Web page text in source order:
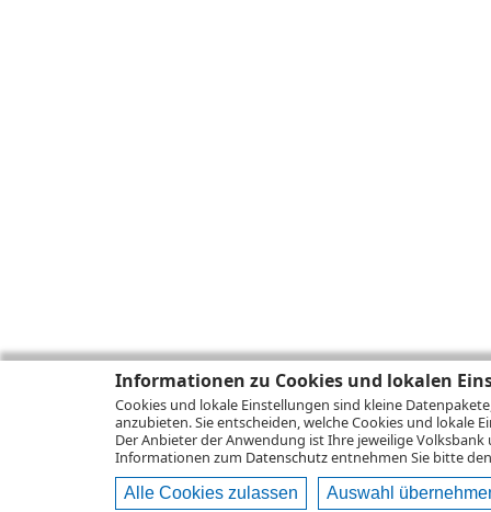
Informationen zu Cookies und lokalen
Cookies und lokale Einstellungen sind kleine
anzubieten. Sie entscheiden, welche Cookies und lokale
Der Anbieter der Anwendung ist Ihre jeweilige Volksbank
Informationen zum Datenschutzentnehmen Sie bitte
Alle Cookies zulassen Auswahl